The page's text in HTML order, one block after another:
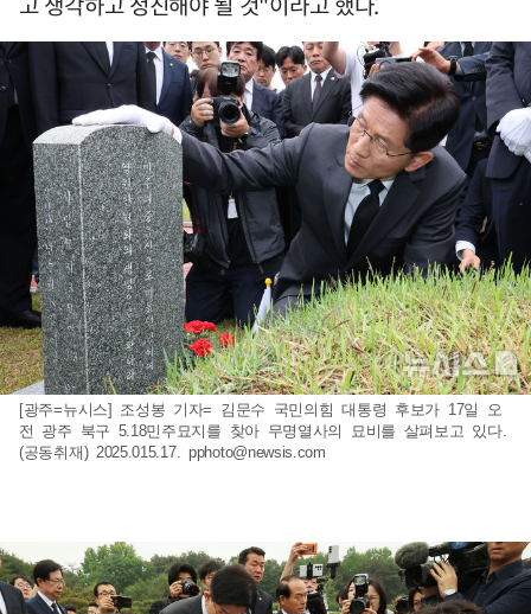
[광주=뉴시스] 조성봉 기자= 김문수 국민의힘 대통령 후보가 17일 오
전 광주 북구 5.18민주묘지를 찾아 무명열사의 묘비를 살펴보고 있다.
(공동취재) 2025.015.17. pphoto@newsis.com